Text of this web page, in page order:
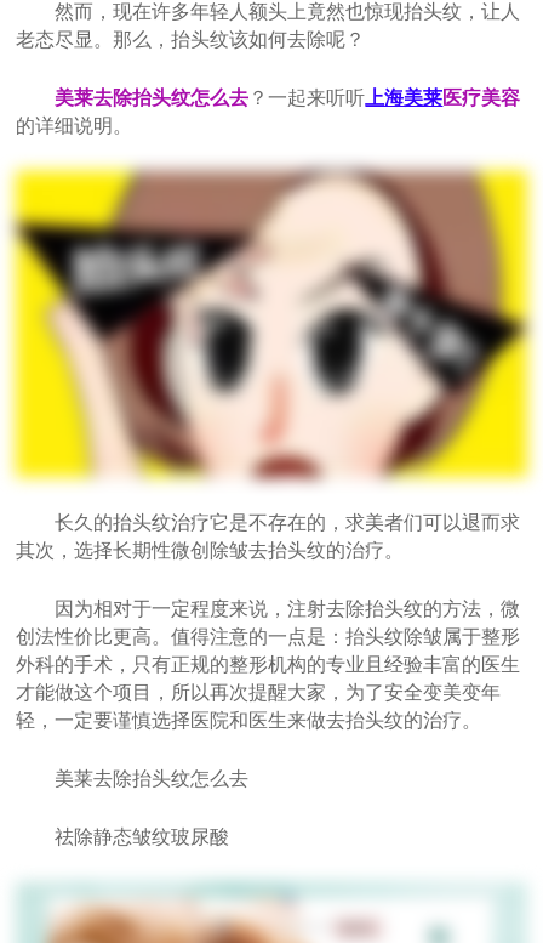
然而，现在许多年轻人额头上竟然也惊现抬头纹，让人
老态尽显。那么，抬头纹该如何去除呢？
美莱去除抬头纹怎么去 ？一起来听听上海美莱医疗美容
的详细说明。
长久的抬头纹治疗它是不存在的，求美者们可以退而求
其次，选择长期性微创除皱去抬头纹的治疗。
因为相对于一定程度来说，注射去除抬头纹的方法，微
创法性价比更高。值得注意的一点是：抬头纹除皱属于整形
外科的手术，只有正规的整形机构的专业且经验丰富的医生
才能做这个项目，所以再次提醒大家，为了安全变美变年
轻，一定要谨慎选择医院和医生来做去抬头纹的治疗。
美莱去除抬头纹怎么去
祛除静态皱纹玻尿酸